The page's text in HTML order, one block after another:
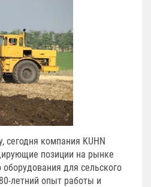
сегодня компания KUHN
позиции на рынке
оборудования для сельского
летний опыт работы и